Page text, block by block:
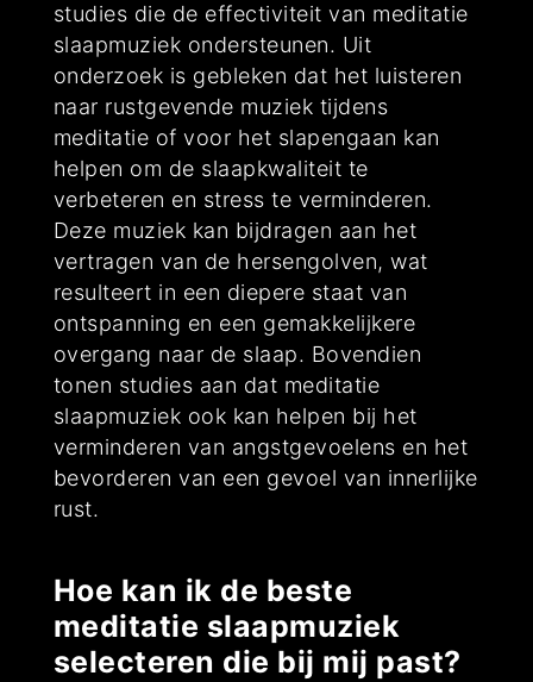
studies die de effectiviteit van meditatie
slaapmuziek ondersteunen. Uit
onderzoek is gebleken dat het luisteren
naar rustgevende muziek tijdens
meditatie of voor het slapengaan kan
helpen om de slaapkwaliteit te
verbeteren en stress te verminderen.
Deze muziek kan bijdragen aan het
vertragen van de hersengolven, wat
resulteert in een diepere staat van
ontspanning en een gemakkelijkere
overgang naar de slaap. Bovendien
tonen studies aan dat meditatie
slaapmuziek ook kan helpen bij het
verminderen van angstgevoelens en het
bevorderen van een gevoel van innerlijke
rust.
Hoe kan ik de beste
meditatie slaapmuziek
selecteren die bij mij past?